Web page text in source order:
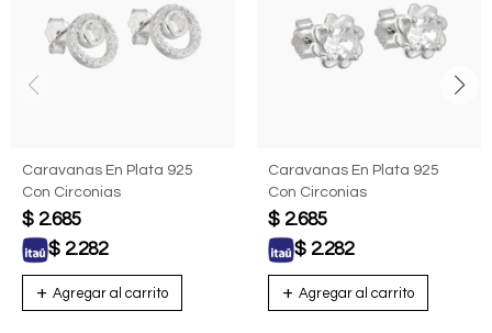
Caravanas En Plata 925
Con Circonias
$ 2.685
$ 2.282
Caravanas En Plata 925
Con Circonias
$ 2.685
$ 2.282